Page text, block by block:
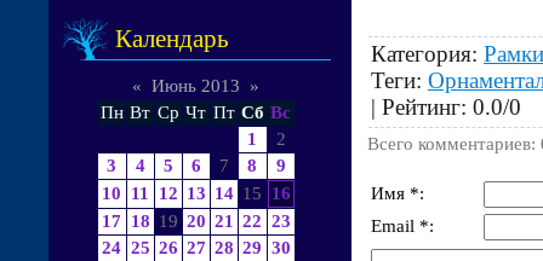
Календарь
« Июнь 2013
»
Пн Вт Ср Чт Пт Сб Вс
1
2
3
4 5 6 7 8
9
10
11 12 13 14 15
16
17 18 19 20 21 22 23
24 25 26 27 28 29 30
Категория:
Теги:
| Рейтинг: 0.0/0
Всего комментариев:
Имя *:
Email *: